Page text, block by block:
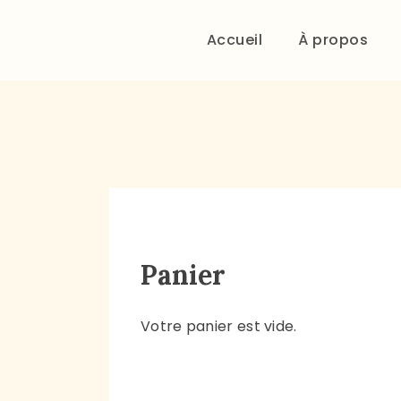
Accueil À propos
Panier
Votre panier est vide.